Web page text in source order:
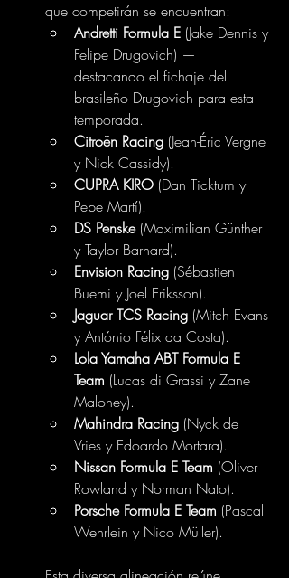
que competirán se encuentran:
Andretti Formula E (Jake Dennis y
Felipe Drugovich) —
destacando el fichaje del
brasileño Drugovich para esta
temporada.
Citroën Racing (Jean-Éric Vergne
y Nick Cassidy).
CUPRA KIRO (Dan Ticktum y
Pepe Martí).
DS Penske (Maximilian Günther
y Taylor Barnard).
Envision Racing (Sébastien
Buemi y Joel Eriksson).
Jaguar TCS Racing (Mitch Evans
y António Félix da Costa).
Lola Yamaha ABT Formula E
Team (Lucas di Grassi y Zane
Maloney).
Mahindra Racing (Nyck de
Vries y Edoardo Mortara).
Nissan Formula E Team (Oliver
Rowland y Norman Nato).
Porsche Formula E Team (Pascal
Wehrlein y Nico Müller).